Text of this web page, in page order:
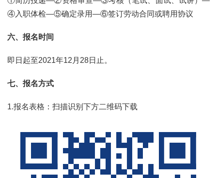
④入职体检—⑤确定录用—⑥签订劳动合同或聘用协议
六、报名时间
即日起至2021年12月28日止。
七、报名方式
1.报名表格：扫描识别下方二维码下载